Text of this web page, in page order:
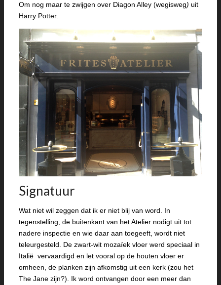
Om nog maar te zwijgen over Diagon Alley (wegisweg) uit
Harry Potter.
Signatuur
Wat niet wil zeggen dat ik er niet blij van word. In
tegenstelling, de buitenkant van het Atelier nodigt uit tot
nadere inspectie en wie daar aan toegeeft, wordt niet
teleurgesteld. De zwart-wit mozaïek vloer werd speciaal in
Italië vervaardigd en let vooral op de houten vloer er
omheen, de planken zijn afkomstig uit een kerk (zou het
The Jane zijn?). Ik word ontvangen door een meer dan